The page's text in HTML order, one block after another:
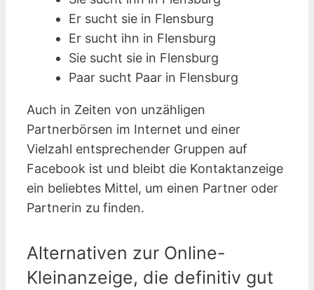
Er sucht sie in Flensburg
Er sucht ihn in Flensburg
Sie sucht sie in Flensburg
Paar sucht Paar in Flensburg
Auch in Zeiten von unzähligen
Partnerbörsen im Internet und einer
Vielzahl entsprechender Gruppen auf
Facebook ist und bleibt die Kontaktanzeige
ein beliebtes Mittel, um einen Partner oder
Partnerin zu finden.
Alternativen zur Online-
Kleinanzeige, die definitiv gut